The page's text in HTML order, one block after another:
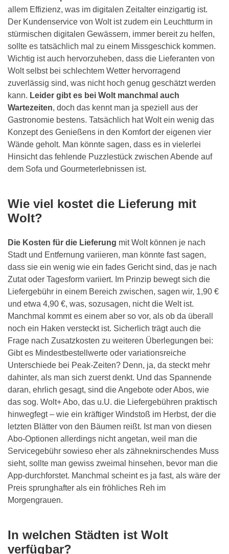
allem Effizienz, was im digitalen Zeitalter einzigartig ist.
Der Kundenservice von Wolt ist zudem ein Leuchtturm in
stürmischen digitalen Gewässern, immer bereit zu helfen,
sollte es tatsächlich mal zu einem Missgeschick kommen.
Wichtig ist auch hervorzuheben, dass die Lieferanten von
Wolt selbst bei schlechtem Wetter hervorragend
zuverlässig sind, was nicht hoch genug geschätzt werden
kann. Leider gibt es bei Wolt manchmal auch
Wartezeiten, doch das kennt man ja speziell aus der
Gastronomie bestens. Tatsächlich hat Wolt ein wenig das
Konzept des Genießens in den Komfort der eigenen vier
Wände geholt. Man könnte sagen, dass es in vielerlei
Hinsicht das fehlende Puzzlestück zwischen Abende auf
dem Sofa und Gourmeterlebnissen ist.
Wie viel kostet die Lieferung mit
Wolt?
Die Kosten für die Lieferung mit Wolt können je nach
Stadt und Entfernung variieren, man könnte fast sagen,
dass sie ein wenig wie ein fades Gericht sind, das je nach
Zutat oder Tagesform variiert. Im Prinzip bewegt sich die
Liefergebühr in einem Bereich zwischen, sagen wir, 1,90 €
und etwa 4,90 €, was, sozusagen, nicht die Welt ist.
Manchmal kommt es einem aber so vor, als ob da überall
noch ein Haken versteckt ist. Sicherlich trägt auch die
Frage nach Zusatzkosten zu weiteren Überlegungen bei:
Gibt es Mindestbestellwerte oder variationsreiche
Unterschiede bei Peak-Zeiten? Denn, ja, da steckt mehr
dahinter, als man sich zuerst denkt. Und das Spannende
daran, ehrlich gesagt, sind die Angebote oder Abos, wie
das sog. Wolt+ Abo, das u.U. die Liefergebühren praktisch
hinwegfegt – wie ein kräftiger Windstoß im Herbst, der die
letzten Blätter von den Bäumen reißt. Ist man von diesen
Abo-Optionen allerdings nicht angetan, weil man die
Servicegebühr sowieso eher als zähneknirschendes Muss
sieht, sollte man gewiss zweimal hinsehen, bevor man die
App-durchforstet. Manchmal scheint es ja fast, als wäre der
Preis sprunghafter als ein fröhliches Reh im
Morgengrauen.
In welchen Städten ist Wolt
verfügbar?